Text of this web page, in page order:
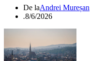
De laAndrei Mureșan
.8/6/2026